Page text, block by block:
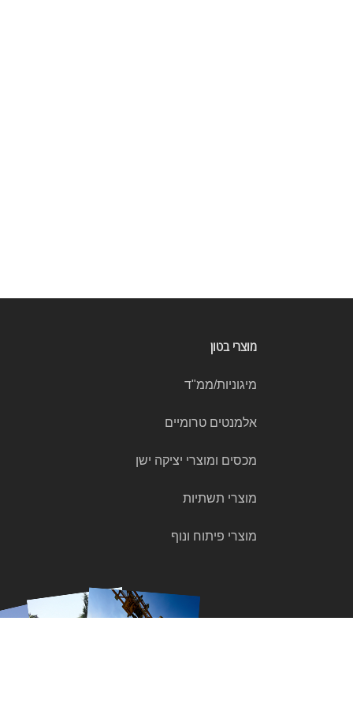
מוצרי בטון
מיגוניות/ממ"ד
אלמנטים טרומיים
מכסים ומוצרי יציקה ישן
מוצרי תשתיות
מוצרי פיתוח ונוף